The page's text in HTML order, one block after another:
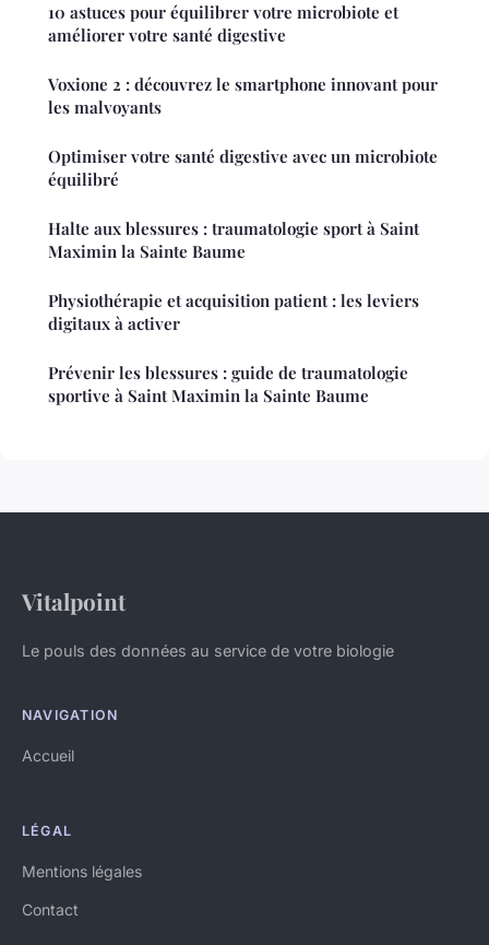
10 astuces pour équilibrer votre microbiote et
améliorer votre santé digestive
Voxione 2 : découvrez le smartphone innovant pour
les malvoyants
Optimiser votre santé digestive avec un microbiote
équilibré
Halte aux blessures : traumatologie sport à Saint
Maximin la Sainte Baume
Physiothérapie et acquisition patient : les leviers
digitaux à activer
Prévenir les blessures : guide de traumatologie
sportive à Saint Maximin la Sainte Baume
Vitalpoint
Le pouls des données au service de votre biologie
NAVIGATION
Accueil
LÉGAL
Mentions légales
Contact